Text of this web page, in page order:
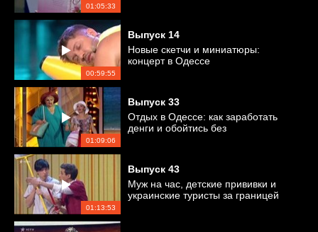
01:05:33
00:59:55
Выпуск 14
Новые скетчи и миниатюры:
концерт в Одессе
01:09:06
Выпуск 33
Отдых в Одессе: как заработать
денги и обойтись без
01:13:53
Выпуск 43
Муж на час, детские прививки и
украинские туристы за границей